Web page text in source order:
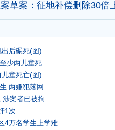
草案：征地补偿删除30倍
后碾死(图)
少两儿童死
童死亡(图)
两嫌犯落网
涉案者已被拘
1次
4万名学生上学难